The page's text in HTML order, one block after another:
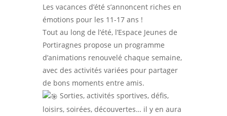
Les vacances d’été s’annoncent riches en
émotions pour les 11-17 ans !
Tout au long de l’été, l’Espace Jeunes de
Portiragnes propose un programme
d’animations renouvelé chaque semaine,
avec des activités variées pour partager
de bons moments entre amis.
Sorties, activités sportives, défis,
loisirs, soirées, découvertes… il y en aura